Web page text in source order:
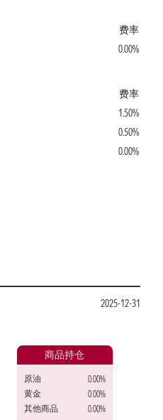
费率
0.00%
费率
1.50%
0.50%
0.00%
2025-12-31
商品持仓
原油
0.00%
黄金
0.00%
其他商品
0.00%